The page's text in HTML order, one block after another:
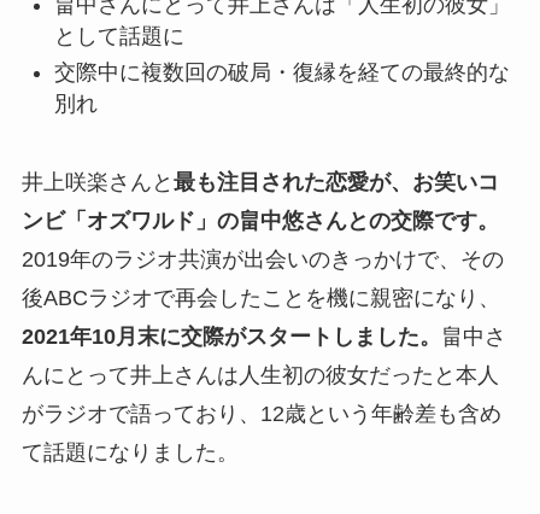
として話題に
交際中に複数回の破局・復縁を経ての最終的な
別れ
井上咲楽さんと 最も注目された恋愛が、お笑いコ
ンビ「オズワルド」の畠中悠さんとの交際です。
2019年のラジオ共演が出会いのきっかけで、その
後ABCラジオで再会したことを機に親密になり、
2021年10月末に交際がスタートしました。
畠中さ
んにとって井上さんは人生初の彼女だったと本人
がラジオで語っており、12歳という年齢差も含め
て話題になりました。